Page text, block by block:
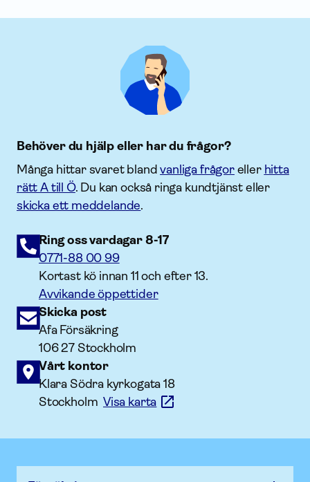
Behöver du hjälp eller har du frågor?
Många hittar svaret blandvanliga frågoreller hitta
rätt A till Ö. Du kan också ringa kundtjänst eller
skicka ett meddelande.
Ring oss vardagar 8-17
0771-88 00 99
Kortast kö innan 11 och efter 13.
Avvikande öppettider
Skicka post
Afa Försäkring
106 27 Stockholm
Vårt kontor
Klara Södra kyrkogata 18
StockholmVisa karta